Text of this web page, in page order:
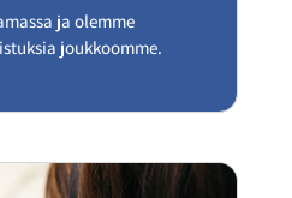
ja olemme
joukkoomme.